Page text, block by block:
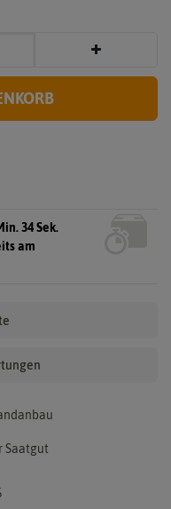
33 Sek.
am
Saatgut